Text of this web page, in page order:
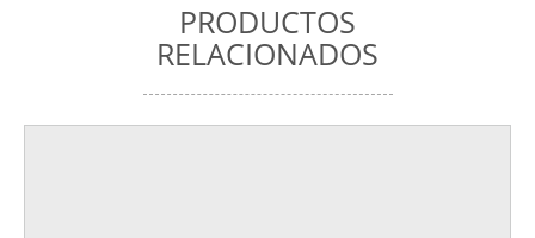
PRODUCTOS
RELACIONADOS